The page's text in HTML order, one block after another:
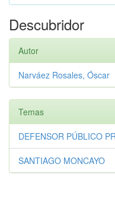
Descubridor
Autor
Narváez Rosales, Óscar
Temas
DEFENSOR PÚBLICO
SANTIAGO MONCAYO